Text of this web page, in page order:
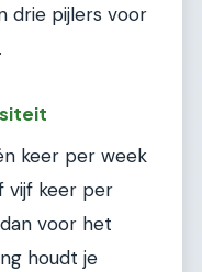
drie pijlers voor
keer per week
vijf keer per
voor het
houdt je